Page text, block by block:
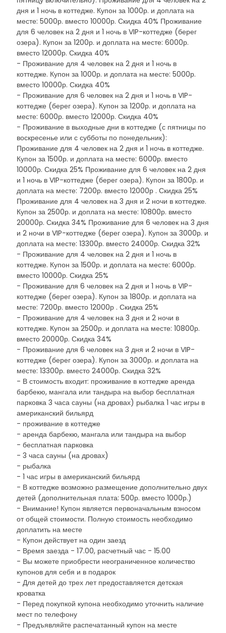
дня и 1 ночь в коттедже. Купон за 1000р. и доплата на
месте: 5000р. вместо 10000р. Скидка 40% Проживание
для 6 человек на 2 дня и 1 ночь в VIP-коттедже (берег
озера). Купон за 1200р. и доплата на месте: 6000р.
вместо 12000р. Скидка 40%
- Проживание для 4 человек на 2 дня и 1 ночь в
коттедже. Купон за 1000р. и доплата на месте: 5000р.
вместо 10000р. Скидка 40%
- Проживание для 6 человек на 2 дня и 1 ночь в VIP-
коттедже (берег озера). Купон за 1200р. и доплата на
месте: 6000р. вместо 12000р. Скидка 40%
- Проживание в выходные дни в коттедже (с пятницы по
воскресенье или с субботы по понедельник):
Проживание для 4 человек на 2 дня и 1 ночь в коттедже.
Купон за 1500р. и доплата на месте: 6000р. вместо
10000р. Скидка 25% Проживание для 6 человек на 2 дня
и 1 ночь в VIP-коттедже (берег озера). Купон за 1800р. и
доплата на месте: 7200р. вместо 12000р . Скидка 25%
Проживание для 4 человек на 3 дня и 2 ночи в коттедже.
Купон за 2500р. и доплата на месте: 10800р. вместо
20000р. Скидка 34% Проживание для 6 человек на 3 дня
и 2 ночи в VIP-коттедже (берег озера). Купон за 3000р. и
доплата на месте: 13300р. вместо 24000р. Скидка 32%
- Проживание для 4 человек на 2 дня и 1 ночь в
коттедже. Купон за 1500р. и доплата на месте: 6000р.
вместо 10000р. Скидка 25%
- Проживание для 6 человек на 2 дня и 1 ночь в VIP-
коттедже (берег озера). Купон за 1800р. и доплата на
месте: 7200р. вместо 12000р . Скидка 25%
- Проживание для 4 человек на 3 дня и 2 ночи в
коттедже. Купон за 2500р. и доплата на месте: 10800р.
вместо 20000р. Скидка 34%
- Проживание для 6 человек на 3 дня и 2 ночи в VIP-
коттедже (берег озера). Купон за 3000р. и доплата на
месте: 13300р. вместо 24000р. Скидка 32%
- В стоимость входит: проживание в коттедже аренда
барбекю, мангала или тандыра на выбор бесплатная
парковка 3 часа сауны (на дровах) рыбалка 1 час игры в
американский бильярд
- проживание в коттедже
- аренда барбекю, мангала или тандыра на выбор
- бесплатная парковка
- 3 часа сауны (на дровах)
- рыбалка
- 1 час игры в американский бильярд
- В коттедже возможно размещение дополнительно двух
детей (дополнительная плата: 500р. вместо 1000р.)
- Внимание! Купон является первоначальным взносом
от общей стоимости. Полную стоимость необходимо
доплатить на месте
- Купон действует на один заезд
- Время заезда - 17.00, расчетный час - 15.00
- Вы можете приобрести неограниченное количество
купонов для себя и в подарок
- Для детей до трех лет предоставляется детская
кроватка
- Перед покупкой купона необходимо уточнить наличие
мест по телефону
- Предъявляйте распечатанный купон на месте